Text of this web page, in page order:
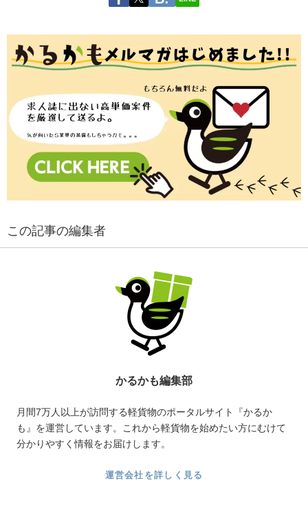
この記事の編集者
かるかも編集部
月間7万人以上が訪問する軽貨物のポータルサイト『かるか
も』を運営しています。これから軽貨物を始めたい方にむけて
分かりやすく情報をお届けします。
運営会社を詳しく見る